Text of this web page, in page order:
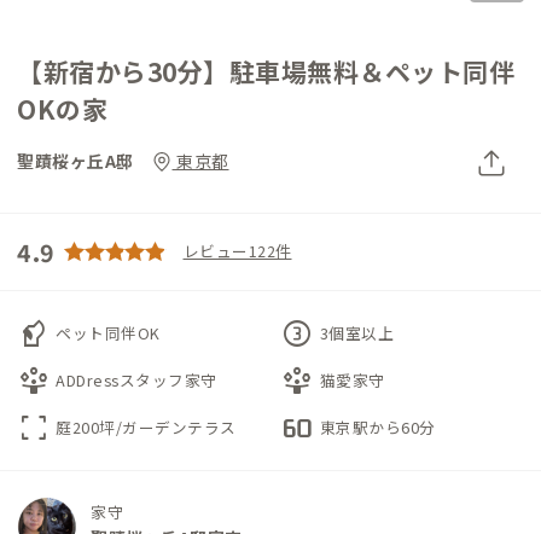
【新宿から30分】駐車場無料＆ペット同伴
OKの家
聖蹟桜ヶ丘A邸 東京都
4.9 レビュー122件
sound_detection_dog_barking ペット同伴OK counter_3 3個室以上
person_play ADDressスタッフ家守 person_play 猫愛家守
fullscreen 庭200坪/ガーデンテラス 60fps 東京駅から60分
家守